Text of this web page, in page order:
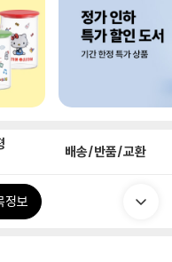
배송/반품/교환
정보